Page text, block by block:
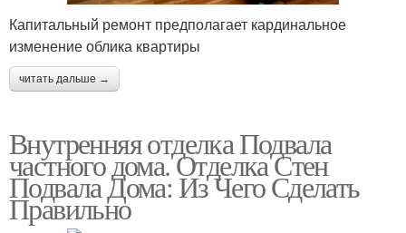
Капитальный ремонт предполагает кардинальное
изменение облика квартиры
читать дальше →
Внутренняя отделка Подвала
частного дома. Отделка Стен
Подвала Дома: Из Чего Сделать
Правильно